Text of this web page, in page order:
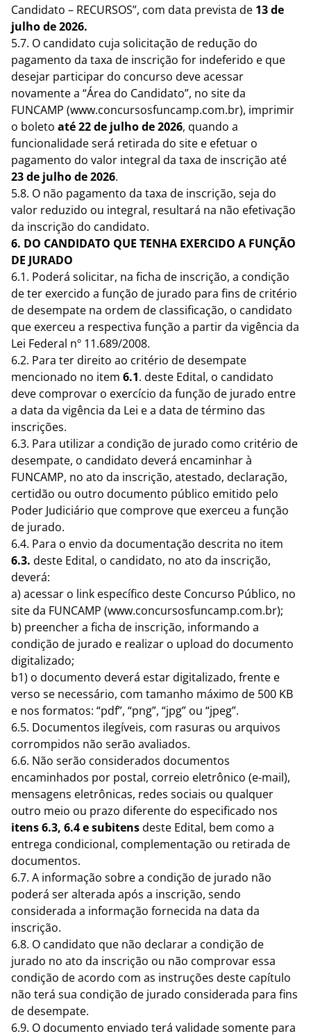
Candidato – RECURSOS”, com data prevista de 13 de
julho de 2026.
5.7. O candidato cuja solicitação de redução do
pagamento da taxa de inscrição for indeferido e que
desejar participar do concurso deve acessar
novamente a “Área do Candidato”, no site da
FUNCAMP (www.concursosfuncamp.com.br), imprimir
o boleto até 22 de julho de 2026, quando a
funcionalidade será retirada do site e efetuar o
pagamento do valor integral da taxa de inscrição até
23 de julho de 2026.
5.8. O não pagamento da taxa de inscrição, seja do
valor reduzido ou integral, resultará na não efetivação
da inscrição do candidato.
6. DO CANDIDATO QUE TENHA EXERCIDO A FUNÇÃO
DE JURADO
6.1. Poderá solicitar, na ficha de inscrição, a condição
de ter exercido a função de jurado para fins de critério
de desempate na ordem de classificação, o candidato
que exerceu a respectiva função a partir da vigência da
Lei Federal nº 11.689/2008.
6.2. Para ter direito ao critério de desempate
mencionado no item 6.1. deste Edital, o candidato
deve comprovar o exercício da função de jurado entre
a data da vigência da Lei e a data de término das
inscrições.
6.3. Para utilizar a condição de jurado como critério de
desempate, o candidato deverá encaminhar à
FUNCAMP, no ato da inscrição, atestado, declaração,
certidão ou outro documento público emitido pelo
Poder Judiciário que comprove que exerceu a função
de jurado.
6.4. Para o envio da documentação descrita no item
6.3. deste Edital, o candidato, no ato da inscrição,
deverá:
a) acessar o link específico deste Concurso Público, no
site da FUNCAMP (www.concursosfuncamp.com.br);
b) preencher a ficha de inscrição, informando a
condição de jurado e realizar o upload do documento
digitalizado;
b1) o documento deverá estar digitalizado, frente e
verso se necessário, com tamanho máximo de 500 KB
e nos formatos: “pdf”, “png”, “jpg” ou “jpeg”.
6.5. Documentos ilegíveis, com rasuras ou arquivos
corrompidos não serão avaliados.
6.6. Não serão considerados documentos
encaminhados por postal, correio eletrônico (e-mail),
mensagens eletrônicas, redes sociais ou qualquer
outro meio ou prazo diferente do especificado nos
itens 6.3, 6.4 e subitensdeste Edital, bem como a
entrega condicional, complementação ou retirada de
documentos.
6.7. A informação sobre a condição de jurado não
poderá ser alterada após a inscrição, sendo
considerada a informação fornecida na data da
inscrição.
6.8. O candidato que não declarar a condição de
jurado no ato da inscrição ou não comprovar essa
condição de acordo com as instruções deste capítulo
não terá sua condição de jurado considerada para fins
de desempate.
6.9. O documento enviado terá validade somente para